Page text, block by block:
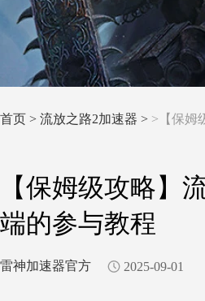
首页 > 流放之路2加速器 > >【保姆
【保姆级攻略】
端的参与教程
雷神加速器官方 2025-09-01